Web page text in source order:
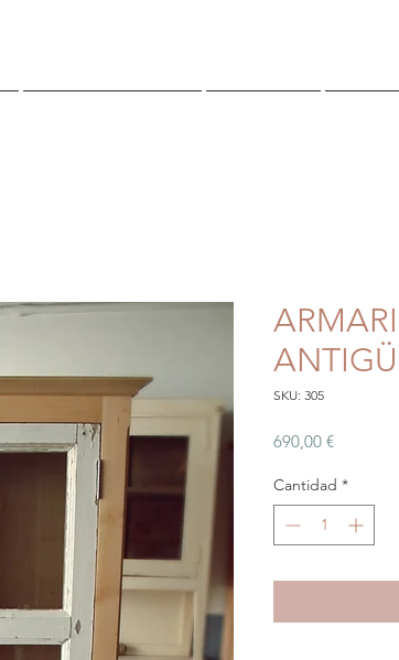
SKU: 305
690,00 €Precio
Cantidad *